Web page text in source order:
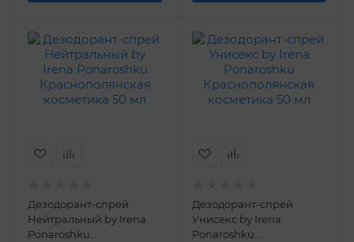
Дезодорант-спрей
Нейтральный by Irena
Ponaroshku
Дезодорант-спрей
Унисекс by Irena
Ponaroshku